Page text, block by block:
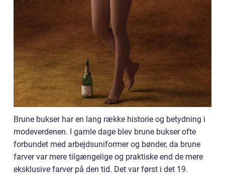
Brune bukser har en lang række historie og betydning i
modeverdenen. I gamle dage blev brune bukser ofte
forbundet med arbejdsuniformer og bønder, da brune
farver var mere tilgængelige og praktiske end de mere
eksklusive farver på den tid. Det var først i det 19.